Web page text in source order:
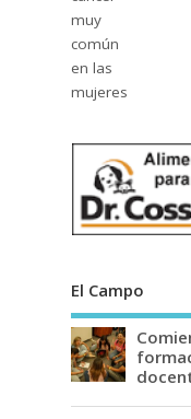
El Campo